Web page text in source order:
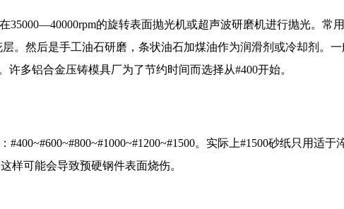
35000—40000rpm的旋转表面抛光机或超声波研磨机进行抛光。常
。然后是手工油石研磨，条状油石加煤油作为润滑剂或冷却剂。
许多铝合金压铸模具厂为了节约时间而选择从#400开始。
。实际上#1500砂纸只用适于
样可能会导致预硬钢件表面烧伤。